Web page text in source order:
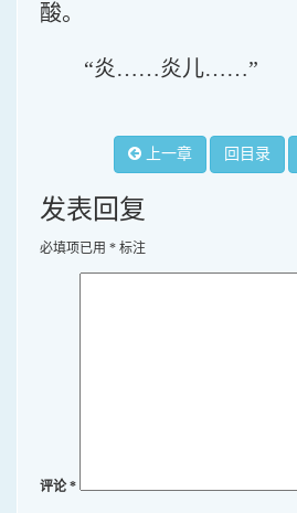
酸。
“炎……炎儿……”
上一章 回目录
发表回复
必填项已用 * 标注
评论*